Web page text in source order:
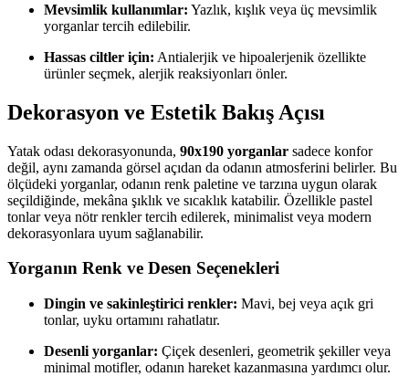
Mevsimlik kullanımlar: Yazlık, kışlık veya üç mevsimlik
yorganlar tercih edilebilir.
Hassas ciltler için: Antialerjik ve hipoalerjenik özellikte
ürünler seçmek, alerjik reaksiyonları önler.
Dekorasyon ve Estetik Bakış Açısı
Yatak odası dekorasyonunda, 90x190 yorganlar sadece konfor
değil, aynı zamanda görsel açıdan da odanın atmosferini belirler. Bu
ölçüdeki yorganlar, odanın renk paletine ve tarzına uygun olarak
seçildiğinde, mekâna şıklık ve sıcaklık katabilir. Özellikle pastel
tonlar veya nötr renkler tercih edilerek, minimalist veya modern
dekorasyonlara uyum sağlanabilir.
Yorganın Renk ve Desen Seçenekleri
Dingin ve sakinleştirici renkler: Mavi, bej veya açık gri
tonlar, uyku ortamını rahatlatır.
Desenli yorganlar: Çiçek desenleri, geometrik şekiller veya
minimal motifler, odanın hareket kazanmasına yardımcı olur.